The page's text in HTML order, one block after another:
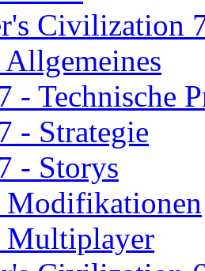
Civilization
- Technische
- Strategie
- Storys